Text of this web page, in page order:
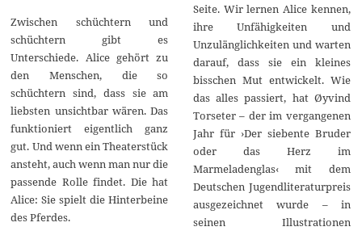
Zwischen schüchtern und
schüchtern gibt es
Unterschiede. Alice gehört zu
den Menschen, die so
schüchtern sind, dass sie am
liebsten unsichtbar wären. Das
funktioniert eigentlich ganz
gut. Und wenn ein Theaterstück
ansteht, auch wenn man nur die
passende Rolle findet. Die hat
Alice: Sie spielt die Hinterbeine
des Pferdes.
Seite. Wir lernen Alice kennen,
ihre Unfähigkeiten und
Unzulänglichkeiten und warten
darauf, dass sie ein kleines
bisschen Mut entwickelt. Wie
das alles passiert, hat Øyvind
Torseter – der im vergangenen
Jahr für ›Der siebente Bruder
oder das Herz im
Marmeladenglas‹ mit dem
Deutschen Jugendliteraturpreis
ausgezeichnet wurde – in
seinen Illustrationen